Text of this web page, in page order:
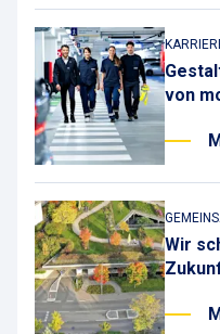
von
Wir